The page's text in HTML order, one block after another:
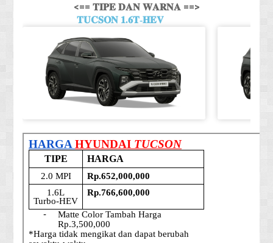
<== 𝐓𝐈𝐏𝐄 𝐃𝐀𝐍 𝐖𝐀𝐑𝐍𝐀 ==>
𝐓𝐔𝐂𝐒𝐎𝐍 𝟏.𝟔𝐓-𝐇𝐄𝐕